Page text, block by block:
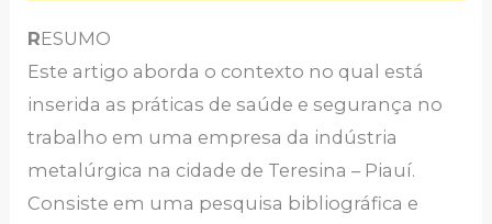
RESUMO
Este artigo aborda o contexto no qual está
inserida as práticas de saúde e segurança no
trabalho em uma empresa da indústria
metalúrgica na cidade de Teresina – Piauí.
Consiste em uma pesquisa bibliográfica e